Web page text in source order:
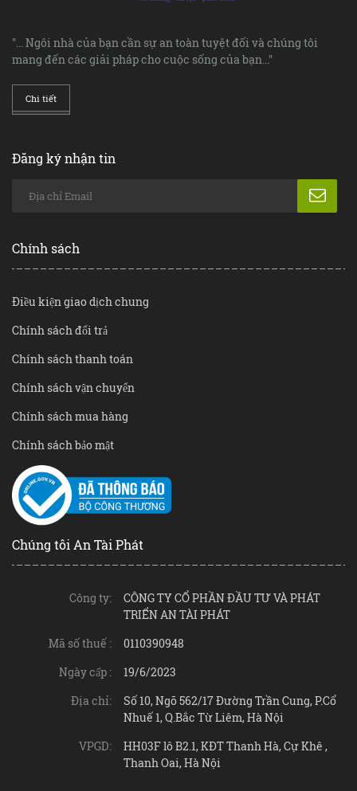
"... Ngôi nhà của bạn cần sự an toàn tuyệt đối và chúng tôi
mang đến các giải pháp cho cuộc sống của bạn..."
Chi tiết
Đăng ký nhận tin
Chính sách
Điều kiện giao dịch chung
Chính sách đổi trả
Chính sách thanh toán
Chính sách vận chuyển
Chính sách mua hàng
Chính sách bảo mật
Chúng tôi An Tài Phát
Công ty:
CÔNG TY CỔ PHẦN ĐẦU TƯ VÀ PHÁT
TRIỂN AN TÀI PHÁT
Mã số thuế :
0110390948
Ngày cấp :
19/6/2023
Địa chỉ:
Số 10, Ngõ 562/17 Đường Trần Cung, P.Cổ
Nhuế 1, Q.Bắc Từ Liêm, Hà Nội
VPGD:
HH03F lô B2.1, KĐT Thanh Hà, Cự Khê ,
Thanh Oai, Hà Nội